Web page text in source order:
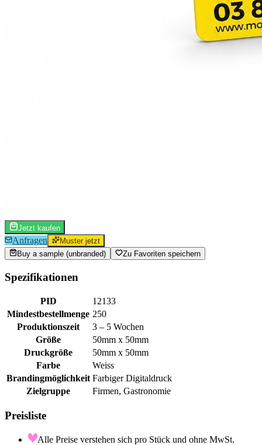
Jetzt kaufen
Anfragen
Muster jetzt
Buy a sample (unbranded)
Zu Favoriten speichern
Spezifikationen
PID
12133
Mindestbestellmenge 250
Produktionszeit
3 – 5 Wochen
Größe
50mm x 50mm
Druckgröße
50mm x 50mm
Farbe
Weiss
Brandingmöglichkeit Farbiger Digitaldruck
Zielgruppe
Firmen, Gastronomie
Preisliste
Alle Preise verstehen sich pro Stück und ohne MwSt.